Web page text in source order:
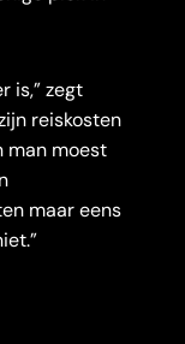
is,” zegt
reiskosten
man moest
maar eens